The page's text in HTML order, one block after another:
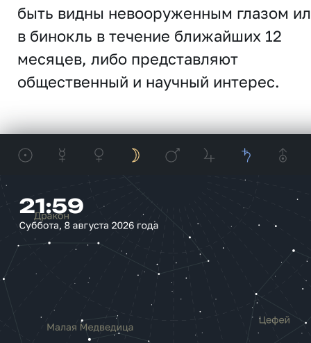
быть видны невооруженным глазом
в бинокль в течение ближайших 12
месяцев, либо представляют
общественный и научный интерес.